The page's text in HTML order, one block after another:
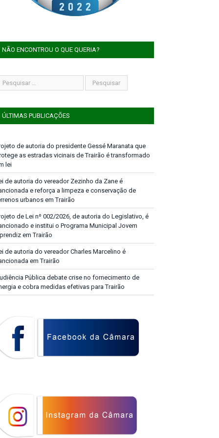
NÃO ENCONTROU O QUE QUERIA?
ÚLTIMAS PUBLICAÇÕES
de autoria do presidente Gessé Maranata que
as estradas vicinais de Trairão é transformado
lei
de autoria do vereador Zezinho da Zane é
e reforça a limpeza e conservação de
urbanos em Trairão
de Lei nº 002/2026, de autoria do Legislativo, é
e institui o Programa Municipal Jovem
em Trairão
de autoria do vereador Charles Marcelino é
em Trairão
Pública debate crise no fornecimento de
e cobra medidas efetivas para Trairão